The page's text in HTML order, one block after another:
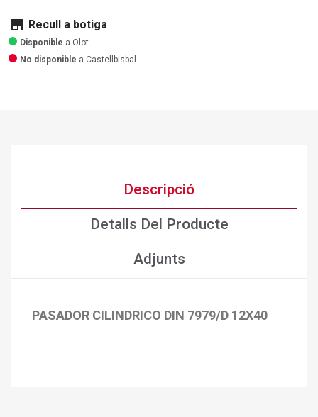
store Recull a botiga
Disponible a Olot
No disponible a Castellbisbal
Descripció
Detalls Del Producte
Adjunts
PASADOR CILINDRICO DIN 7979/D 12X40